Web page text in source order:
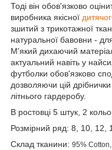
Тоді він обов'язково
виробника якісної
зшитий з трикотажної
натуральної бавовни -
М'який дихаючий
актуальний навіть у
футболки обов'язково
дозволяючи цій
літнього гардеробу.
В ростовці 5 штук, 2
Розмірний ряд: 8, 10, 12,
Склад тканини: 95%